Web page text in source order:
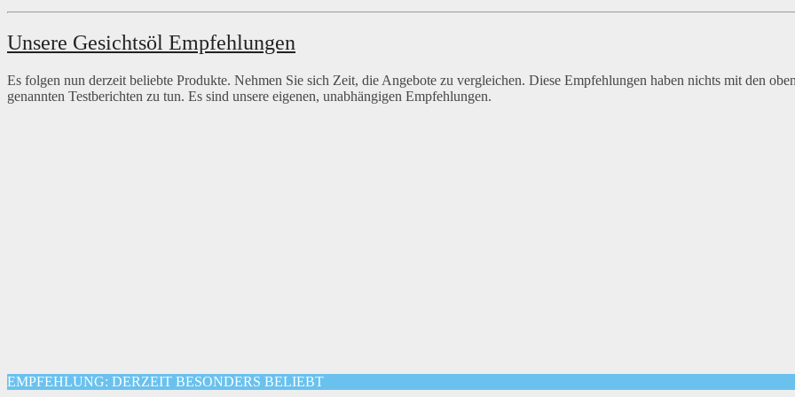
Unsere Gesichtsöl Empfehlungen
Es folgen nun derzeit beliebte Produkte. Nehmen Sie sich Zeit, die Angebote zu vergleichen. Diese Empfehlungen haben nichts mit den
genannten Testberichten zu tun. Es sind unsere eigenen, unabhängigen Empfehlungen.
EMPFEHLUNG: DERZEIT BESONDERS BELIEBT